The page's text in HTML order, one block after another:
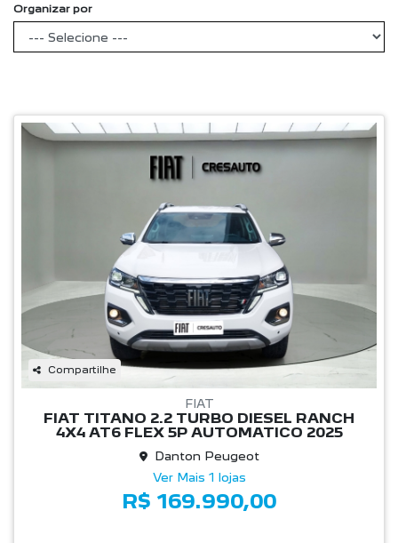
Organizar por
Compartilhe
FIAT
FIAT TITANO 2.2 TURBO DIESEL RANCH
4X4 AT6 FLEX 5P AUTOMATICO 2025
Danton Peugeot
Ver Mais 1 lojas
R$ 169.990,00